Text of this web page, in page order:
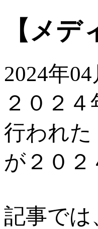
【メ
2024年04
２０２
行われた
が２０
記事では